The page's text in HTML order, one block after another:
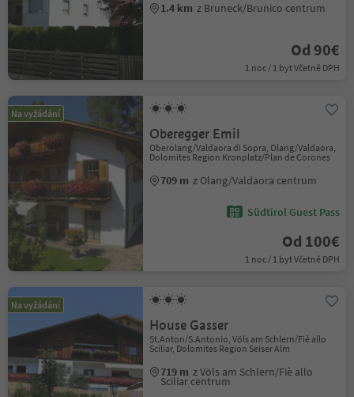
1.4 km z Bruneck/Brunico centrum
Od 90€
1 noc / 1 byt Včetně DPH
Na vyžádání
Oberegger Emil
Oberolang/Valdaora di Sopra, Olang/Valdaora,
Dolomites Region Kronplatz/Plan de Corones
709 m z Olang/Valdaora centrum
Südtirol Guest Pass
Od 100€
1 noc / 1 byt Včetně DPH
Na vyžádání
House Gasser
St.Anton/S.Antonio, Völs am Schlern/Fiè allo
Sciliar, Dolomites Region Seiser Alm
719 m z Völs am Schlern/Fiè allo
Sciliar centrum